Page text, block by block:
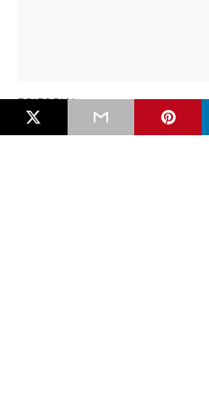
EDITORIAL